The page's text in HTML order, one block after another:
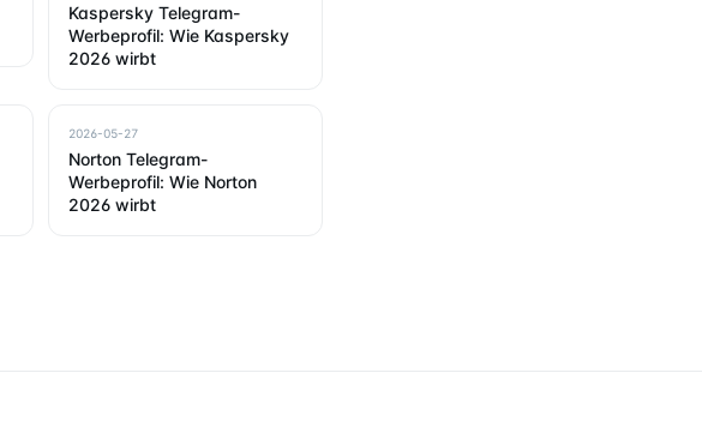
Kaspersky Telegram-
Werbeprofil: Wie Kaspersky
2026 wirbt
2026-05-27
Norton Telegram-
Werbeprofil: Wie Norton
2026 wirbt